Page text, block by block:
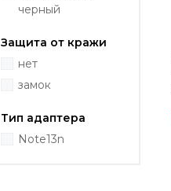
черный
Защита от кражи
нет
замок
Тип адаптера
Note13n